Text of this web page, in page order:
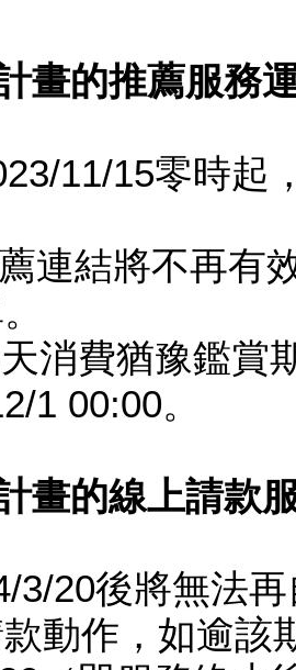
畫的推薦服務
11/15零時起
連結將不再有
消費猶豫鑑賞
1 00:00。
畫的線上請款
3/20後將無法
動作，如逾該